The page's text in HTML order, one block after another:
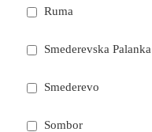
Ruma
Smederevska Palanka
Smederevo
Sombor